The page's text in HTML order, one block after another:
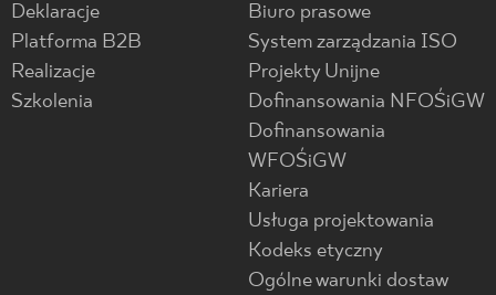
Deklaracje
Platforma B2B
Realizacje
Szkolenia
Biuro prasowe
System zarządzania ISO
Projekty Unijne
Dofinansowania NFOŚiGW
Dofinansowania
WFOŚiGW
Kariera
Usługa projektowania
Kodeks etyczny
Ogólne warunki dostaw